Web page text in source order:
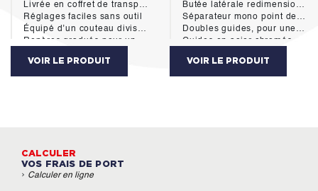
Livrée en coffret de transport
Réglages faciles sans outil
Équipé d’un couteau diviseur
Repères gradués pour un réglage précis
Livrée avec adaptateur pour aspirateur
Table de grande dimension
VOIR LE PRODUIT
Butée latérale redimensionnée pour une meilleure stabilité du carreau et précision.
Séparateur mono point de 550 kg. de hautes prestations.
Doubles guides, pour une meilleure visibilité lors du traçage et la coupe.
Guides en acier chromés, rectifiés et calibrés traités anti corrosion.
Molettes interchangeables de Ø 6 a 22 mm.
Livré avec molettes de Ø 6 y 10 mm. et mallette de transport.
VOIR LE PRODUIT
CALCULER
VOS FRAIS DE PORT
› Calculer en ligne